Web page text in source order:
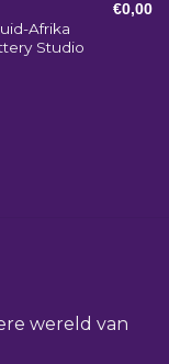
Afrika
Studio
€0,00
wereld van